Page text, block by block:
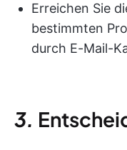
Erreichen Sie
bestimmten
durch E-Mail-
3.